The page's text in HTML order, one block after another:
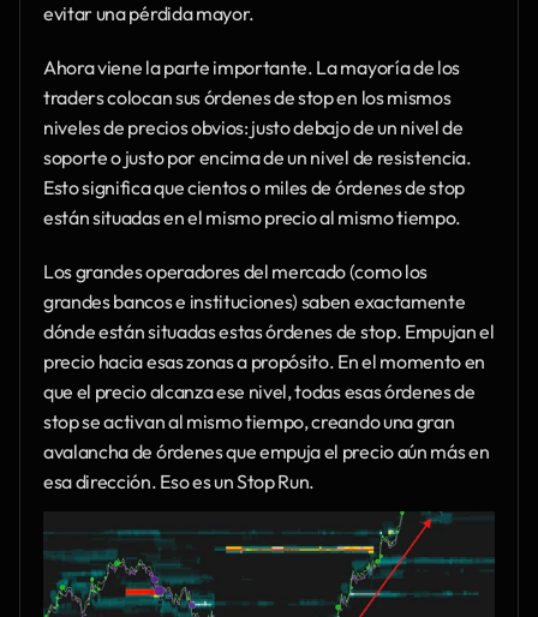
evitar una pérdida mayor.
Ahora viene la parte importante. La mayoría de los
traders colocan sus órdenes de stop en los mismos
niveles de precios obvios: justo debajo de un nivel de
soporte o justo por encima de un nivel de resistencia.
Esto significa que cientos o miles de órdenes de stop
están situadas en el mismo precio al mismo tiempo.
Los grandes operadores del mercado (como los
grandes bancos e instituciones) saben exactamente
dónde están situadas estas órdenes de stop. Empujan el
precio hacia esas zonas a propósito. En el momento en
que el precio alcanza ese nivel, todas esas órdenes de
stop se activan al mismo tiempo, creando una gran
avalancha de órdenes que empuja el precio aún más en
esa dirección. Eso es un Stop Run.